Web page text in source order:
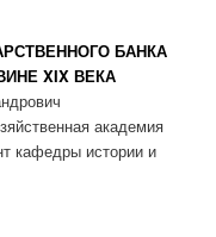
БАНКА
XIX ВЕКА
академия
кафедры истории и